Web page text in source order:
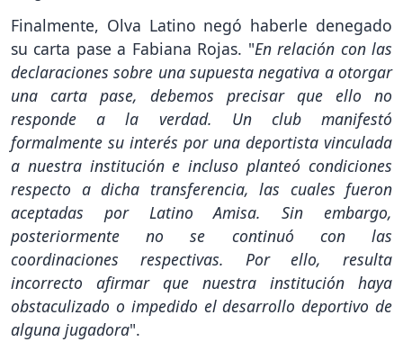
Finalmente, Olva Latino negó haberle denegado
su carta pase a Fabiana Rojas. "En relación con las
declaraciones sobre una supuesta negativa a otorgar
una carta pase, debemos precisar que ello no
responde a la verdad. Un club manifestó
formalmente su interés por una deportista vinculada
a nuestra institución e incluso planteó condiciones
respecto a dicha transferencia, las cuales fueron
aceptadas por Latino Amisa. Sin embargo,
posteriormente no se continuó con las
coordinaciones respectivas. Por ello, resulta
incorrecto afirmar que nuestra institución haya
obstaculizado o impedido el desarrollo deportivo de
alguna jugadora".